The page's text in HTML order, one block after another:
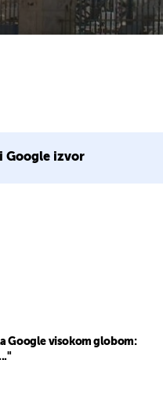
Google izvor
Google visokom globom: